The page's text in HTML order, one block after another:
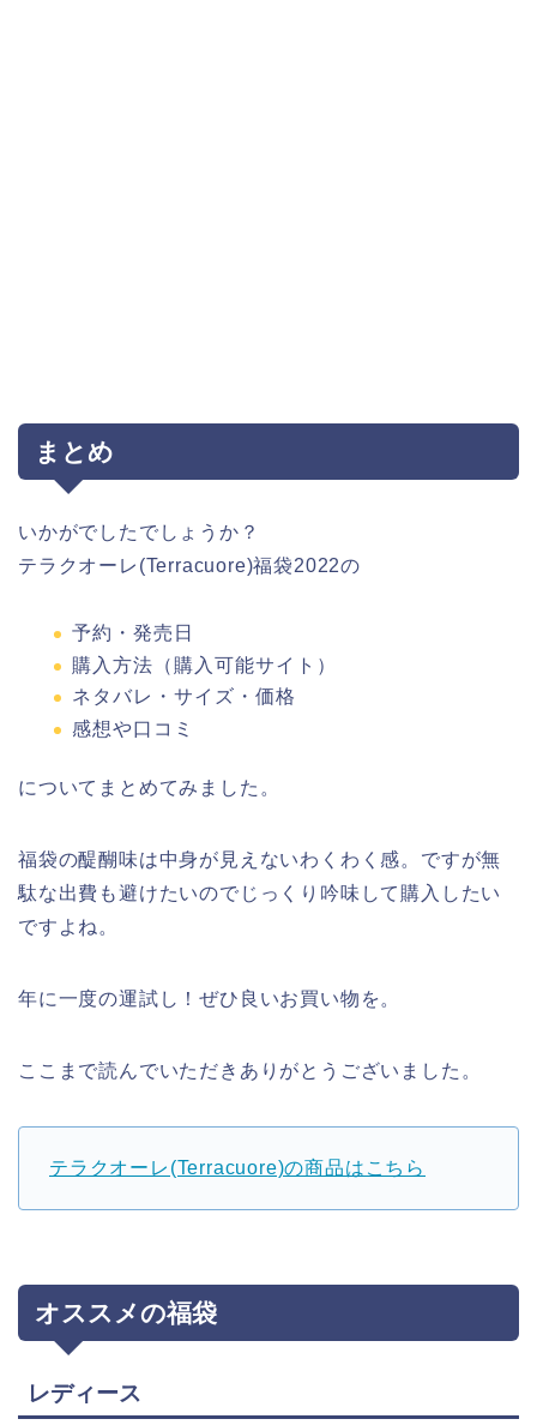
まとめ
いかがでしたでしょうか？
テラクオーレ(Terracuore)福袋2022の
予約・発売日
購入方法（購入可能サイト）
ネタバレ・サイズ・価格
感想や口コミ
についてまとめてみました。
福袋の醍醐味は中身が見えないわくわく感。ですが無
駄な出費も避けたいのでじっくり吟味して購入したい
ですよね。
年に一度の運試し！ぜひ良いお買い物を。
ここまで読んでいただきありがとうございました。
テラクオーレ(Terracuore)の商品はこちら
オススメの福袋
レディース